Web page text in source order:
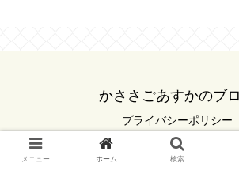
かささごあすかのブ
プライバシーポリシー
© 2022 かささごあすかのブ
メニュー ホーム 検索